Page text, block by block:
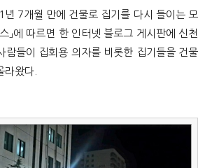
년 7개월 만에 건물로 집기를 다시 들이는 모
」에 따르면 한 인터넷 블로그 게시판에 신천
람들이 집회용 의자를 비롯한 집기들을 건물
라왔다.